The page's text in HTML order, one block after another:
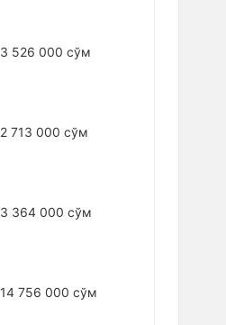
3 526 000 сўм
2 713 000 сўм
3 364 000 сўм
14 756 000 сўм